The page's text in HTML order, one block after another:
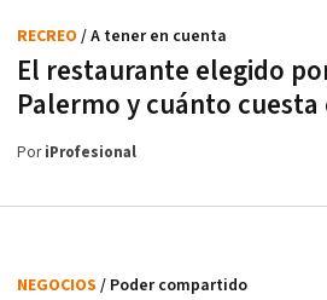
El restaurante elegido
Palermo y cuánto
RECREO / A tener en cuenta
PoriProfesional
NEGOCIOS / Poder compartido